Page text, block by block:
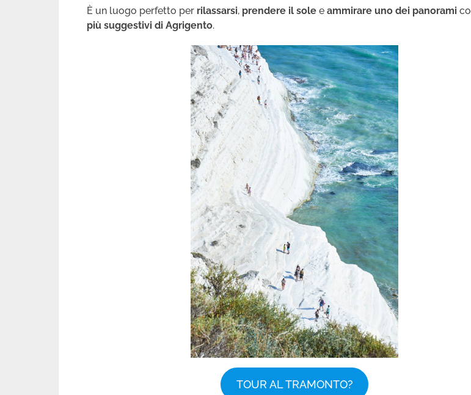
È un luogo perfetto per rilassarsi, prendere il sole e ammirare uno dei panorami
più suggestivi di Agrigento.
TOUR AL TRAMONTO?